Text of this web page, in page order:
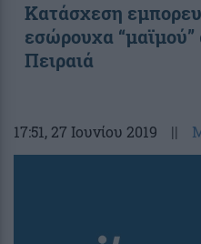
Κατάσχεση
εσώρουχα
Πειραιά
17:51, 27 Ιουνίου 2019 ||